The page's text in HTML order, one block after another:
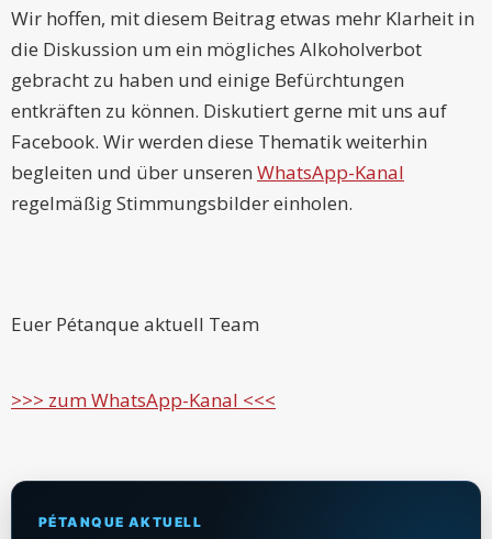
Wir hoffen, mit diesem Beitrag etwas mehr Klarheit in
die Diskussion um ein mögliches Alkoholverbot
gebracht zu haben und einige Befürchtungen
entkräften zu können. Diskutiert gerne mit uns auf
Facebook. Wir werden diese Thematik weiterhin
begleiten und über unseren WhatsApp-Kanal
regelmäßig Stimmungsbilder einholen.
Euer Pétanque aktuell Team
>>> zum WhatsApp-Kanal <<<
PÉTANQUE AKTUELL